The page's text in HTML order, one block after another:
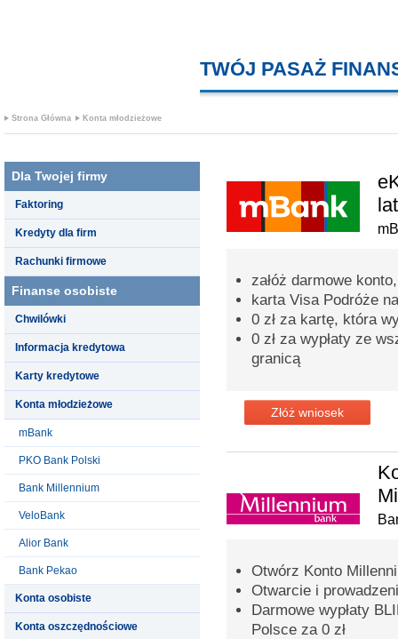
TWÓJ PASAŻ
Strona Główna Konta młodzieżowe
Dla Twojej firmy
Faktoring
Kredyty dla firm
Rachunki firmowe
Finanse osobiste
Chwilówki
Informacja kredytowa
Karty kredytowe
Konta młodzieżowe
mBank
PKO Bank Polski
Bank Millennium
VeloBank
Alior Bank
Bank Pekao
Konta osobiste
Konta oszczędnościowe
załóż darmowe
karta Visa Podróże
0 zł za kartę, która
0 zł za wypłaty ze
granicą
Złóż wniosek
Otwórz Konto
Otwarcie i
Darmowe wypłaty
Polsce za 0 zł